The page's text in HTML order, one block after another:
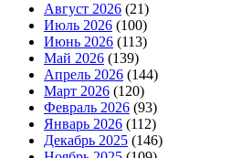
Август 2026 (21)
Июль 2026 (100)
Июнь 2026 (113)
Май 2026 (139)
Апрель 2026 (144)
Март 2026 (120)
Февраль 2026 (93)
Январь 2026 (112)
Декабрь 2025 (146)